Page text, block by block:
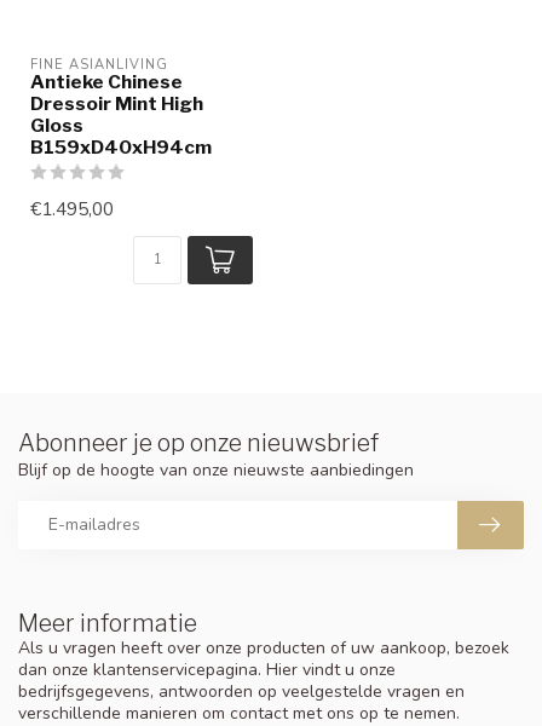
FINE ASIANLIVING
Antieke Chinese
Dressoir Mint High
Gloss
B159xD40xH94cm
€1.495,00
Meer informatie
Als u vragen heeft over onze producten of uw aankoop, bezoek
dan onze klantenservicepagina. Hier vindt u onze
bedrijfsgegevens, antwoorden op veelgestelde vragen en
verschillende manieren om contact met ons op te nemen.
Abonneer je op onze nieuwsbrief
Blijf op de hoogte van onze nieuwste aanbiedingen